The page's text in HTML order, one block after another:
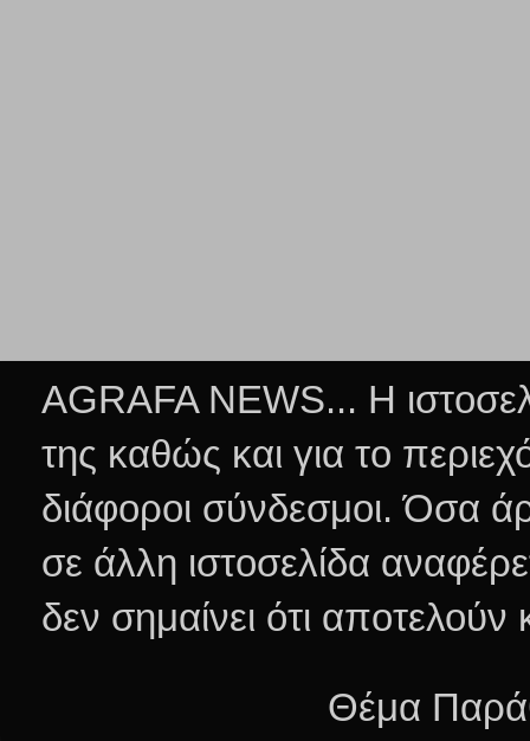
AGRAFA NEWS... Η
της καθώς και για το
διάφοροι σύνδεσμοι.Όσα
σε άλλη ιστοσελίδα
δεν σημαίνει ότι
Θέμα